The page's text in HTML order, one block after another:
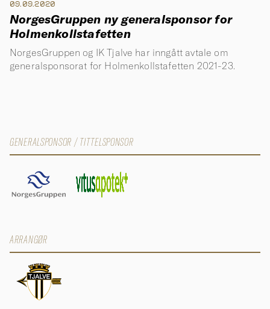
09.09.2020
NorgesGruppen ny generalsponsor for
Holmenkollstafetten
NorgesGruppen og IK Tjalve har inngått avtale om
generalsponsorat for Holmenkollstafetten 2021-23.
GENERALSPONSOR / TITTELSPONSOR
ARRANGØR